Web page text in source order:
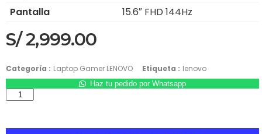
Pantalla
15.6″ FHD 144Hz
S/2,999.00
Categoría : Laptop Gamer LENOVO Etiqueta : lenovo
Haz tu pedido por Whatsapp